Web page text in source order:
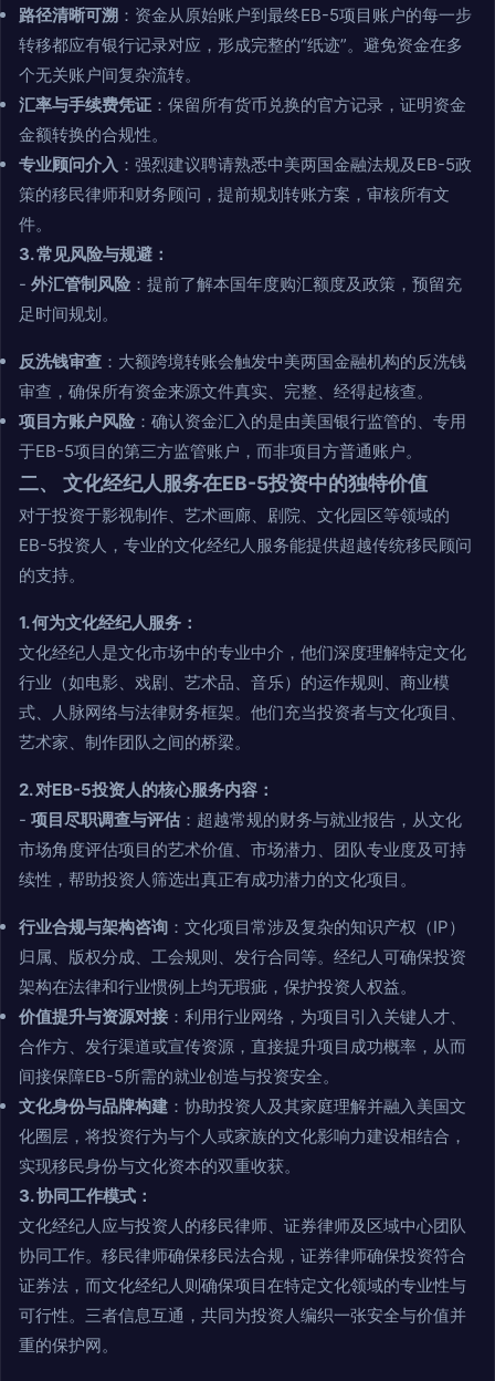
路径清晰可溯 ：资金从原始账户到最终EB-5项目账户的每一步
转移都应有银行记录对应，形成完整的“纸迹”。避免资金在多
个无关账户间复杂流转。
汇率与手续费凭证 ：保留所有货币兑换的官方记录，证明资金
金额转换的合规性。
专业顾问介入 ：强烈建议聘请熟悉中美两国金融法规及EB-5政
策的移民律师和财务顾问，提前规划转账方案，审核所有文
件。
3. 常见风险与规避：
- 外汇管制风险 ：提前了解本国年度购汇额度及政策，预留充
足时间规划。
反洗钱审查 ：大额跨境转账会触发中美两国金融机构的反洗钱
审查，确保所有资金来源文件真实、完整、经得起核查。
项目方账户风险 ：确认资金汇入的是由美国银行监管的、专用
于EB-5项目的第三方监管账户，而非项目方普通账户。
二、 文化经纪人服务在EB-5投资中的独特价值
对于投资于影视制作、艺术画廊、剧院、文化园区等领域的
EB-5投资人，专业的文化经纪人服务能提供超越传统移民顾问
的支持。
1. 何为文化经纪人服务：
文化经纪人是文化市场中的专业中介，他们深度理解特定文化
行业（如电影、戏剧、艺术品、音乐）的运作规则、商业模
式、人脉网络与法律财务框架。他们充当投资者与文化项目、
艺术家、制作团队之间的桥梁。
2. 对EB-5投资人的核心服务内容：
- 项目尽职调查与评估 ：超越常规的财务与就业报告，从文化
市场角度评估项目的艺术价值、市场潜力、团队专业度及可持
续性，帮助投资人筛选出真正有成功潜力的文化项目。
行业合规与架构咨询 ：文化项目常涉及复杂的知识产权（IP）
归属、版权分成、工会规则、发行合同等。经纪人可确保投资
架构在法律和行业惯例上均无瑕疵，保护投资人权益。
价值提升与资源对接 ：利用行业网络，为项目引入关键人才、
合作方、发行渠道或宣传资源，直接提升项目成功概率，从而
间接保障EB-5所需的就业创造与投资安全。
文化身份与品牌构建 ：协助投资人及其家庭理解并融入美国文
化圈层，将投资行为与个人或家族的文化影响力建设相结合，
实现移民身份与文化资本的双重收获。
3. 协同工作模式：
文化经纪人应与投资人的移民律师、证券律师及区域中心团队
协同工作。移民律师确保移民法合规，证券律师确保投资符合
证券法，而文化经纪人则确保项目在特定文化领域的专业性与
可行性。三者信息互通，共同为投资人编织一张安全与价值并
重的保护网。